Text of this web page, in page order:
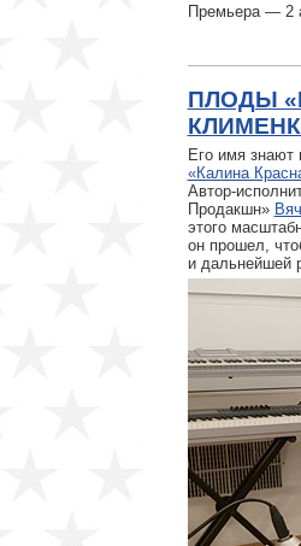
Премьера — 2
ПЛОДЫ
Его имя знают
«Калина
Автор-
Продакшн»
этого
он прошел,
и дальнейшей